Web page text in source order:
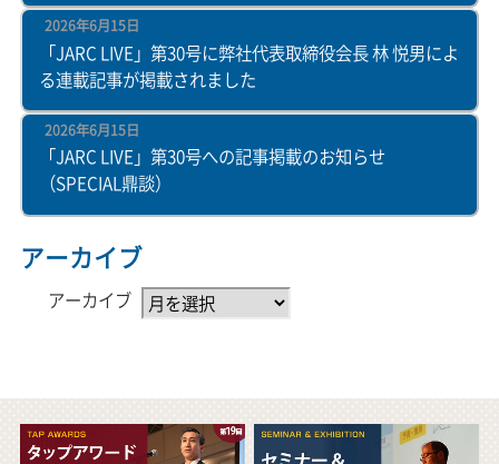
「JARC LIVE」第30号に弊社代表取締役会長 林 悦男によ
る連載記事が掲載されました
2026年6月15日
「JARC LIVE」第30号への記事掲載のお知らせ
（SPECIAL鼎談）
2026年6月15日
アーカイブ
アーカイブ